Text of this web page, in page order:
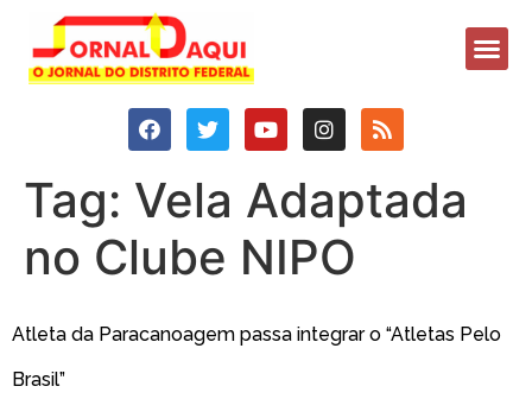
Tag: Vela Adaptada
no Clube NIPO
Atleta da Paracanoagem passa integrar o “Atletas Pelo
Brasil”